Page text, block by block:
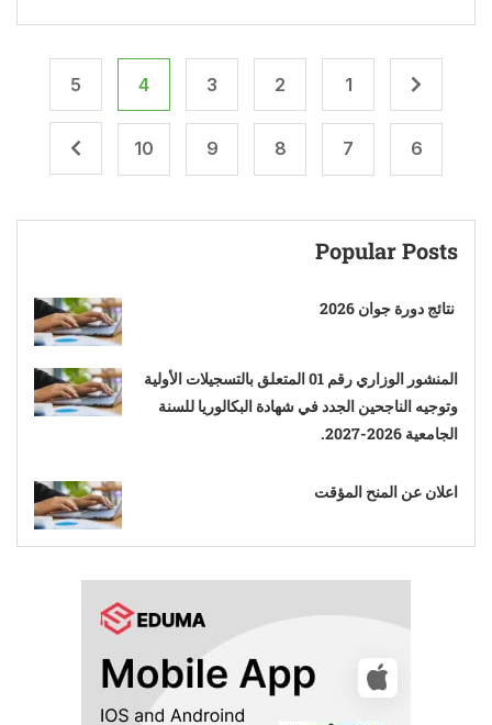
1
2
3
4
5
6
7
8
9
10
Popular Posts
نتائج دورة جوان 2026
المنشور الوزاري رقم 01 المتعلق بالتسجيلات الأولية
وتوجيه الناجحين الجدد في شهادة البكالوريا للسنة
الجامعية 2026-2027.
اعلان عن المنح المؤقت